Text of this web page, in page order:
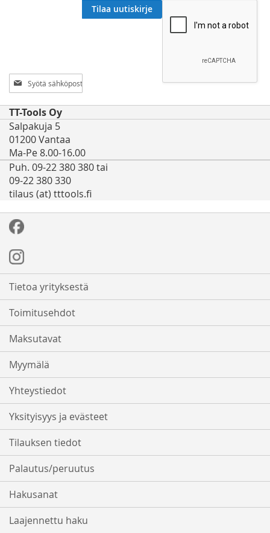
Tilaa
uutiskirjeemme:
Tilaa uutiskirje
TT-Tools Oy
Salpakuja 5
01200 Vantaa
Ma-Pe 8.00-16.00
Puh. 09-22 380 380 tai
09-22 380 330
tilaus (at) tttools.fi
Tietoa yrityksestä
Toimitusehdot
Maksutavat
Myymälä
Yhteystiedot
Yksityisyys ja evästeet
Tilauksen tiedot
Palautus/peruutus
Hakusanat
Laajennettu haku